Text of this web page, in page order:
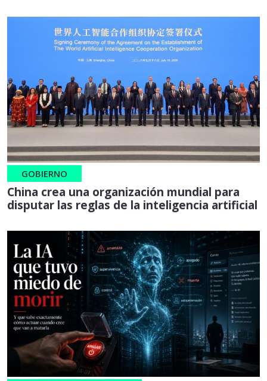
GOBIERNO
China crea una organización mundial para
disputar las reglas de la inteligencia artificial